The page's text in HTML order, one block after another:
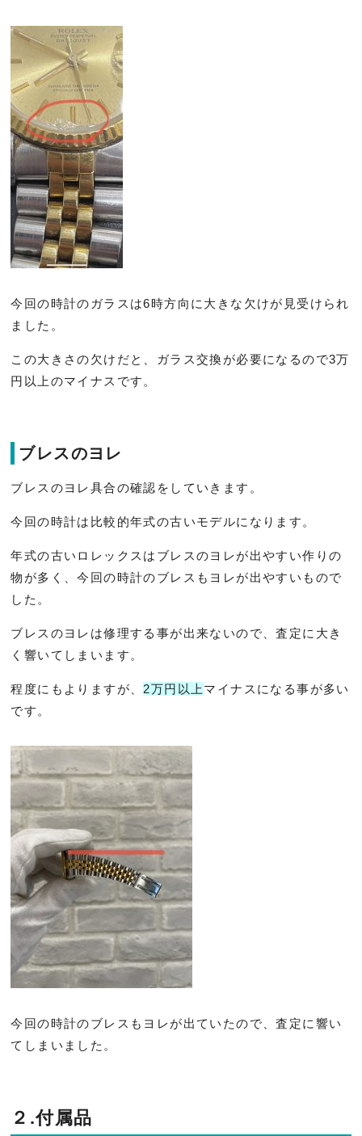
今回の時計のガラスは6時方向に大きな欠けが見受けられ
ました。
この大きさの欠けだと、ガラス交換が必要になるので3万
円以上のマイナスです。
ブレスのヨレ
ブレスのヨレ具合の確認をしていきます。
今回の時計は比較的年式の古いモデルになります。
年式の古いロレックスはブレスのヨレが出やすい作りの
物が多く、今回の時計のブレスもヨレが出やすいもので
した。
ブレスのヨレは修理する事が出来ないので、査定に大き
く響いてしまいます。
程度にもよりますが、 2万円以上 マイナスになる事が多い
です。
今回の時計のブレスもヨレが出ていたので、査定に響い
てしまいました。
２.付属品